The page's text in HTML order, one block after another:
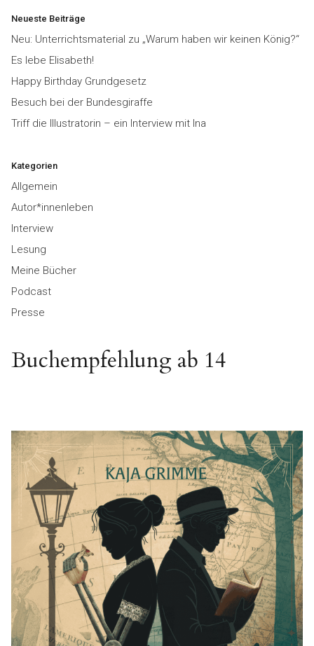
Neueste Beiträge
Neu: Unterrichtsmaterial zu „Warum haben wir keinen König?“
Es lebe Elisabeth!
Happy Birthday Grundgesetz
Besuch bei der Bundesgiraffe
Triff die Illustratorin – ein Interview mit Ina
Kategorien
Allgemein
Autor*innenleben
Interview
Lesung
Meine Bücher
Podcast
Presse
Buchempfehlung ab 14